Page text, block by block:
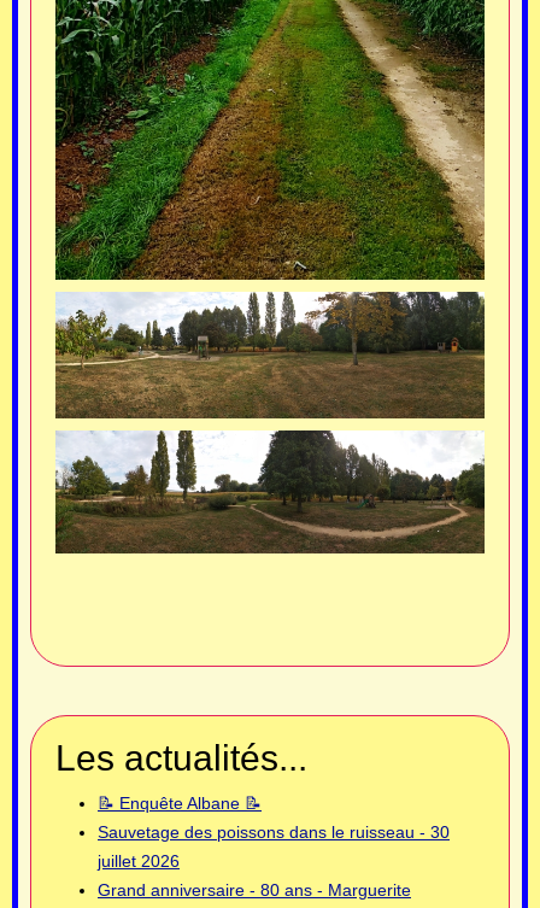
Les actualités...
📝 Enquête Albane 📝
Sauvetage des poissons dans le ruisseau - 30
juillet 2026
Grand anniversaire - 80 ans - Marguerite